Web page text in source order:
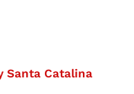
Santa Catalina